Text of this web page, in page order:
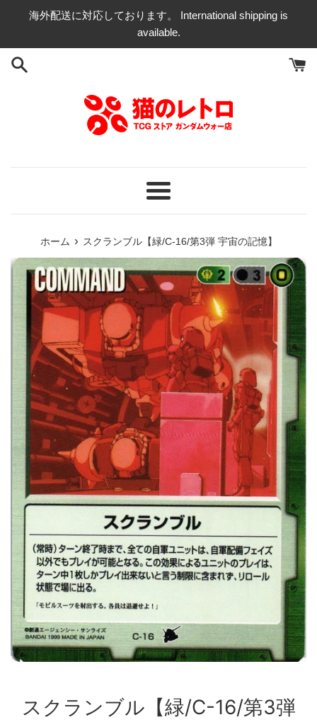
海外配送に対応しております。 International shipping is
available.
メ
ー
ホーム › スクランブル【緑/C-16/第3弾 宇宙の記憶】
スクランブル【緑/C-16/第3弾